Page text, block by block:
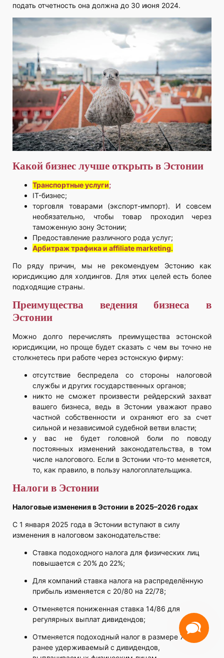
подать отчетность она должна до 30 июня 2024.
Какой бизнес лучше открыть в Эстонии
Транспортные услуги;
IT-бизнес;
торговля товарами (экспорт-импорт). И совсем
необязательно, чтобы товар проходил через
таможенную зону Эстонии;
Предоставление различного рода услуг;
Арбитраж трафика и affiliate marketing.
По ряду причин, мы не рекомендуем Эстонию как
юрисдикцию для холдингов. Для этих целей есть более
подходящие страны.
Преимущества ведения бизнеса в
Эстонии
Можно долго перечислять преимущества эстонской
юрисдикции, но проще будет сказать с чем вы точно не
столкнетесь при работе через эстонскую фирму:
отсутствие беспредела со стороны налоговой
службы и других государственных органов;
никто не сможет произвести рейдерский захват
вашего бизнеса, ведь в Эстонии уважают право
частной собственности и охраняют его за счет
сильной и независимой судебной ветви власти;
у вас не будет головной боли по поводу
постоянных изменений законодательства, в том
числе налогового. Если в Эстонии что-то меняется,
то, как правило, в пользу налогоплательщика.
Налоги в Эстонии
Налоговые изменения в Эстонии в 2025–2026 годах
С 1 января 2025 года в Эстонии вступают в силу
изменения в налоговом законодательстве:
Ставка подоходного налога для физических лиц
повышается с 20% до 22%;
Для компаний ставка налога на распределённую
прибыль изменяется с 20/80 на 22/78;
Отменяется пониженная ставка 14/86 для
регулярных выплат дивидендов;
Отменяется подоходный налог в размере 7%,
ранее удерживаемый с дивидендов,